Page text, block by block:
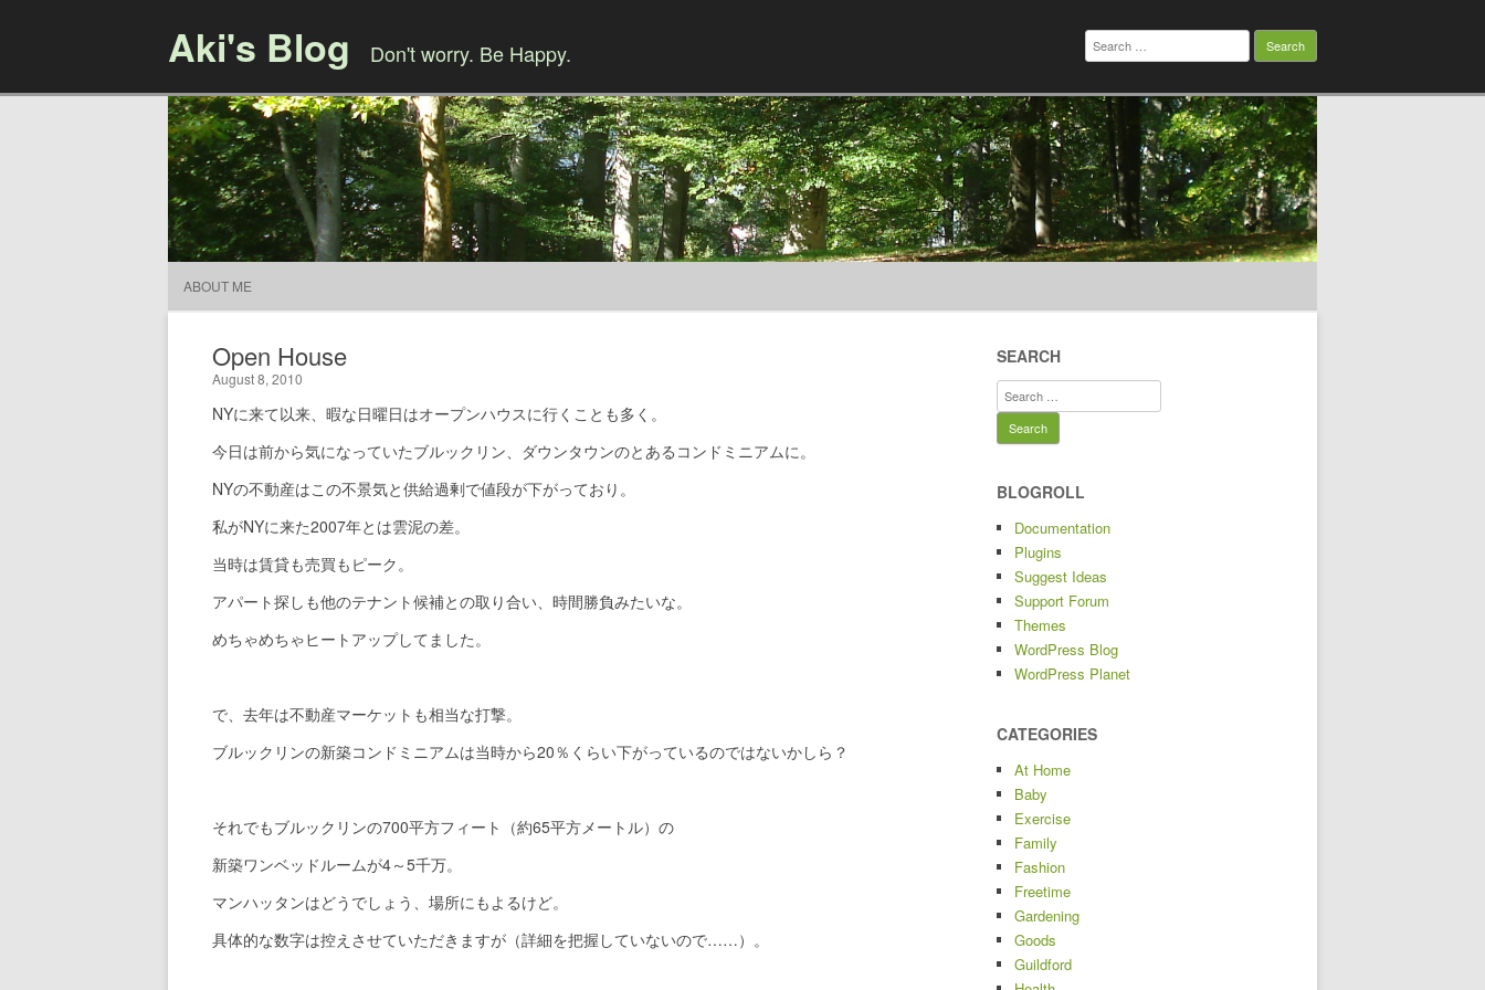
Aki's Blog Don't worry. Be Happy.
Search
for:
ABOUT ME
Open House
August 8, 2010
NYに来て以来、暇な日曜日はオープンハウスに行くことも多く。
今日は前から気になっていたブルックリン、ダウンタウンのとあるコンドミニアムに。
NYの不動産はこの不景気と供給過剰で値段が下がっており。
私がNYに来た2007年とは雲泥の差。
当時は賃貸も売買もピーク。
アパート探しも他のテナント候補との取り合い、時間勝負みたいな。
めちゃめちゃヒートアップしてました。
で、去年は不動産マーケットも相当な打撃。
ブルックリンの新築コンドミニアムは当時から20％くらい下がっているのではないかしら？
それでもブルックリンの700平方フィート（約65平方メートル）の
新築ワンベッドルームが4～5千万。
マンハッタンはどうでしょう、場所にもよるけど。
具体的な数字は控えさせていただきますが（詳細を把握していないので……）。
SEARCH
Search
for:
BLOGROLL
Documentation
Plugins
Suggest Ideas
Support Forum
Themes
WordPress Blog
WordPress Planet
CATEGORIES
At Home
Baby
Exercise
Family
Fashion
Freetime
Gardening
Goods
Guildford